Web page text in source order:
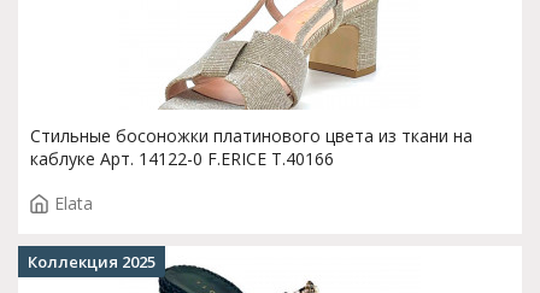
Стильные босоножки платинового цвета из ткани на
каблуке Арт. 14122-0 F.ERICE T.40166
Elata
Коллекция 2025